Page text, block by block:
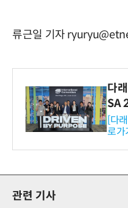
류근일 기자
다
SA
와
-바
보
[다
로가
관련 기사